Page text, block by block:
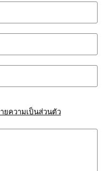
ยความเป็นส่วนตัว